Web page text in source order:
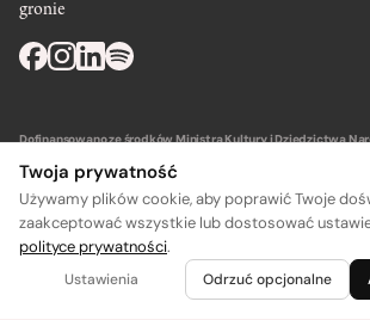
gronie
Dofinansowano ze środków Ministra Kultury i Dziedzictwa
Wydawca: SIW Znak w Krakowie
Twoja prywatność
Używamy plików cookie, aby poprawić Twoje
zaakceptować wszystkie lub dostosować
polityce prywatności.
Ustawienia Odrzuć opcjonalne